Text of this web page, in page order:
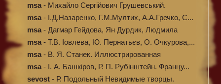
программи...
msa - Михайло Сергійович Грушевський.
Ілюстров...
msa - І.Д.Назаренко, Г.М.Мултих, А.А.Гречко, С...
msa - Дагмар Гейдова, Ян Дурдик, Людмила
Кибал...
msa - Т.В. Іовлева, Ю. Пернатьєв, О. Очкурова,...
msa - В. Я. Станек. Иллюстрированная
энциклопе...
msa - І. А. Башкіров, Р. П. Рубінштейн. Францу...
sevost - Р. Подольный Невидимые творцы.